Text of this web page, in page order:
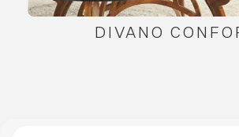
DIVANO